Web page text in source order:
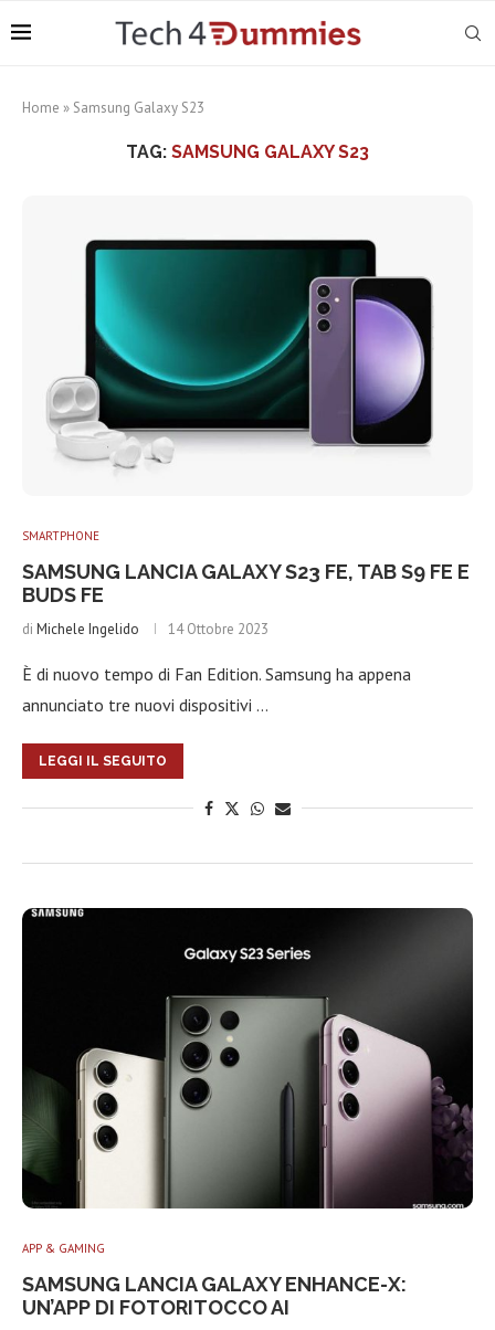
Home » Samsung Galaxy S23
TAG: SAMSUNG GALAXY S23
SMARTPHONE
SAMSUNG LANCIA GALAXY S23 FE, TAB S9 FE E
BUDS FE
di Michele Ingelido 14 Ottobre 2023
È di nuovo tempo di Fan Edition. Samsung ha appena
annunciato tre nuovi dispositivi …
LEGGI IL SEGUITO
APP & GAMING
SAMSUNG LANCIA GALAXY ENHANCE-X:
UN’APP DI FOTORITOCCO AI